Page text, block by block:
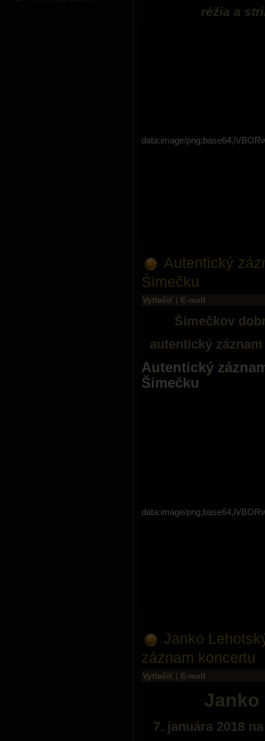
réžia a
data:image/
Autentický
Šimečku
Vytlačiť | E-mail
Šimečkov
autentický
Autentický
Šimečku
data:image/
Janko
záznam koncertu
Vytlačiť | E-mail
Janko
7. januára 2018